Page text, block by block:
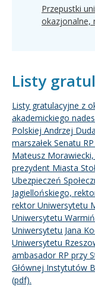
Przepustki
okazjonalne,
Listy
Listy gratulacyjne z
akademickiego
Polskiej Andrzej
marszałek Senatu
Mateusz
prezydent Miasta
Ubezpieczeń
Jagiellońskiego,
rektor Uniwersytetu
Uniwersytetu
Uniwersytetu Jana
Uniwersytetu
ambasador RP przy
Głównej Instytutów
(pdf).